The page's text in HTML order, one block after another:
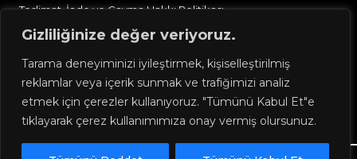
Gizliliğinize değer veriyoruz.
Tarama deneyiminizi iyileştirmek, kişiselleştirilmiş
reklamlar veya içerik sunmak ve trafiğimizi analiz
etmek için çerezler kullanıyoruz. "Tümünü Kabul Et"e
tıklayarak çerez kullanımımıza onay vermiş olursunuz.
Teslimat, İade ve Cayma Hakkı Politikası
Üyelik Sözleşmesi
EĞİTİM
Eğitim Kullanım ve Katılım Sözleşmesi
Eğitim Telif Hakları ve İçerik Koruma Bildirimi